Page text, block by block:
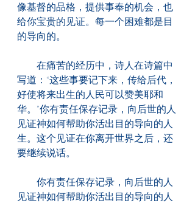
像基督的品格，提供事奉的机会，也
给你宝贵的见证。每一个困难都是目
的导向的。
在痛苦的经历中，诗人在诗篇中
写道：“这些事要记下来，传给后代，
好使将来出生的人民可以赞美耶和
华。”你有责任保存记录，向后世的人
见证神如何帮助你活出目的导向的人
生。这个见证在你离开世界之后，还
要继续说话。
你有责任保存记录，向后世的人
见证神如何帮助你活出目的导向的人